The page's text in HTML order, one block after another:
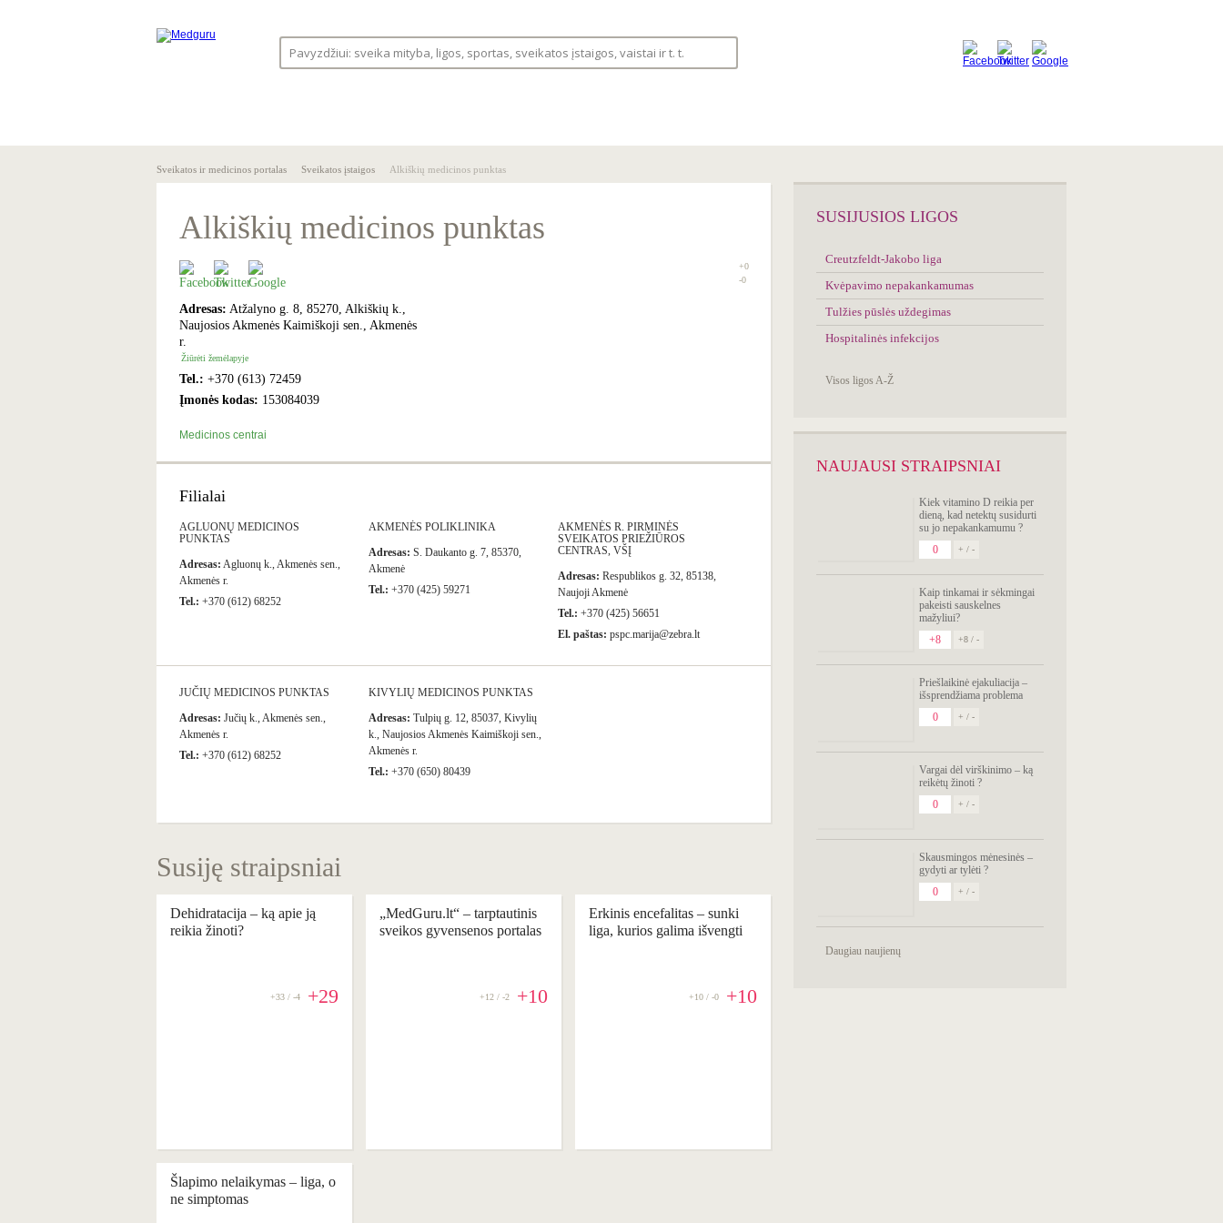
Sveikatos ir medicinos portalas Sveikatos įstaigos Alkiškių medicinos punktas
Alkiškių medicinos punktas
+0
-0
Adresas: Atžalyno g. 8, 85270, Alkiškių k.,
Naujosios Akmenės Kaimiškoji sen., Akmenės
r.
Žiūrėti žemėlapyje
Tel.: +370 (613) 72459
Įmonės kodas: 153084039
Medicinos centrai
Filialai
AGLUONŲ MEDICINOS
PUNKTAS
Adresas: Agluonų k., Akmenės sen.,
Akmenės r.
Tel.: +370 (612) 68252
AKMENĖS POLIKLINIKA
Adresas: S. Daukanto g. 7, 85370,
Akmenė
Tel.: +370 (425) 59271
AKMENĖS R. PIRMINĖS
SVEIKATOS PRIEŽIŪROS
CENTRAS, VŠĮ
Adresas: Respublikos g. 32, 85138,
Naujoji Akmenė
Tel.: +370 (425) 56651
El. paštas: pspc.marija@zebra.lt
JUČIŲ MEDICINOS PUNKTAS
Adresas: Jučių k., Akmenės sen.,
Akmenės r.
Tel.: +370 (612) 68252
KIVYLIŲ MEDICINOS PUNKTAS
Adresas: Tulpių g. 12, 85037, Kivylių
k., Naujosios Akmenės Kaimiškoji sen.,
Akmenės r.
Tel.: +370 (650) 80439
Susiję straipsniai
Dehidratacija – ką apie ją
reikia žinoti?
+33 / -4 +29
„MedGuru.lt“ – tarptautinis
sveikos gyvensenos portalas
+12 / -2 +10
Erkinis encefalitas – sunki
liga, kurios galima išvengti
+10 / -0 +10
Šlapimo nelaikymas ‒ liga, o
ne simptomas
SUSIJUSIOS LIGOS
Creutzfeldt-Jakobo liga
Kvėpavimo nepakankamumas
Tulžies pūslės uždegimas
Hospitalinės infekcijos
Visos ligos A-Ž
NAUJAUSI STRAIPSNIAI
Kiek vitamino D reikia per
dieną, kad netektų susidurti
su jo nepakankamumu ?
0
+ / -
Kaip tinkamai ir sėkmingai
pakeisti sauskelnes
mažyliui?
+8
+8 / -
Priešlaikinė ejakuliacija –
išsprendžiama problema
0
+ / -
Vargai dėl virškinimo – ką
reikėtų žinoti ?
0
+ / -
Skausmingos mėnesinės –
gydyti ar tylėti ?
0
+ / -
Daugiau naujienų